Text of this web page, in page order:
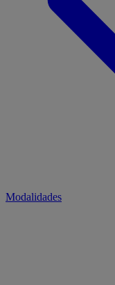
Modalidades